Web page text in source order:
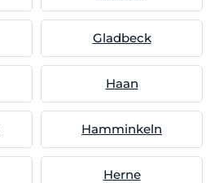
Gladbeck
Haan
Hamminkeln
Herne